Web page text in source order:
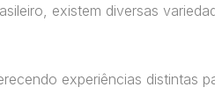
existem diversas
experiências distintas